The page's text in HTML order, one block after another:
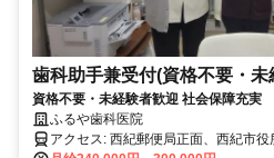
歯科助手兼受付(資格不要・未
資格不要・未経験者歓迎 社会保障
土曜日16：30まで 20代・30代活躍中
ふるや歯科医院
アクセス: 西紀郵便局正面、西紀市役所隣 院内にスタッフ専用駐車場